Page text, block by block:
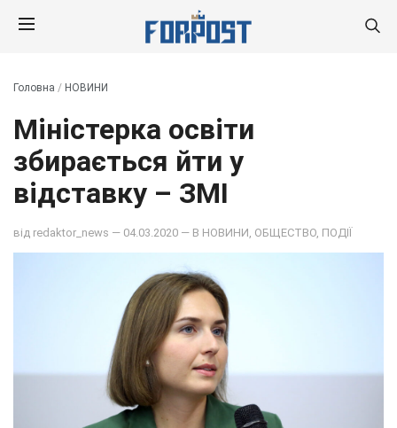
Головна / НОВИНИ
Міністерка освіти
збирається йти у
відставку – ЗМІ
від redaktor_news — 04.03.2020 — В НОВИНИ ОБЩЕСТВО ПОДІЇ